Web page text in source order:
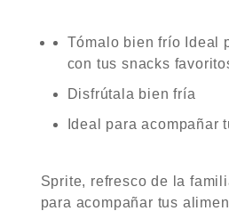
Tómalo bien frío Ideal
con tus snacks
Disfrútala bien fría
Ideal para acompañar
Sprite, refresco de la
para acompañar tus